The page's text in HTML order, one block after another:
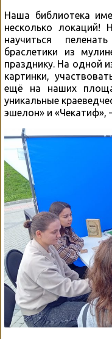
Наша библиотека
несколько локаций!
научиться
браслетики из
празднику. На одной
картинки,
ещё на наших
уникальные
эшелон» и «Чекатиф»,